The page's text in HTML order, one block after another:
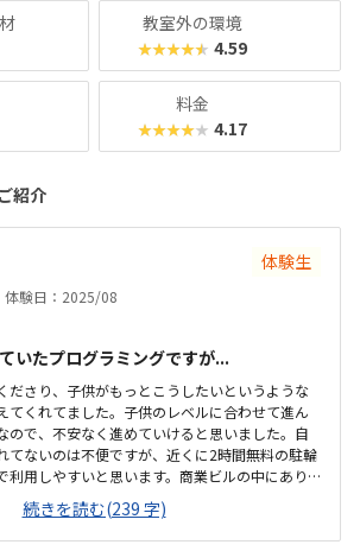
教室外の環境
★★★★★ 4.59
料金
★★★★★ 4.17
紹介
体験生
体験日：2025/08
いたプログラミングですが...
ださり、子供がもっとこうしたいというような
てくれてました。子供のレベルに合わせて進ん
ので、不安なく進めていけると思いました。自
てないのは不便ですが、近くに2時間無料の駐輪
利用しやすいと思います。商業ビルの中にあり
コツコツプログラミングを進めて行ける環境か
プログラミング教室に比べると、格段に安くて
なっていると思います。
続きを読む(239 字)